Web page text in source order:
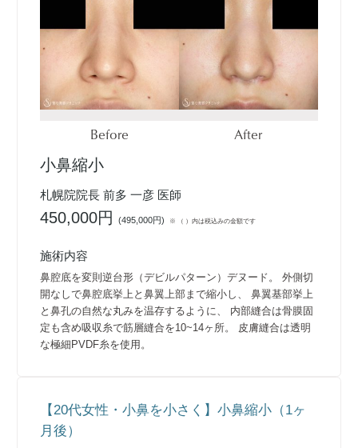
Before After
小鼻縮小
札幌院院長 前多 一彦 医師
450,000円(495,000円) ※ （ ）内は税込みの金額です
施術内容
鼻腔底を変則逆台形（デビルパターン）デヌード。 外側切
開なしで鼻腔底挙上と鼻翼上部まで縮小し、 鼻翼基部挙上
と鼻孔の自然な丸みを温存するように、 内部縫合は骨膜固
定も含め吸収糸で筋層縫合を10~14ヶ所。 皮膚縫合は透明
な極細PVDF糸を使用。
【20代女性・小鼻を小さく】小鼻縮小（1ヶ
月後）